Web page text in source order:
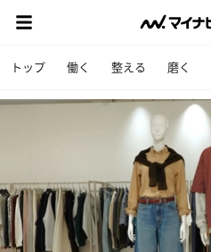
トップ 働く 整える 磨く